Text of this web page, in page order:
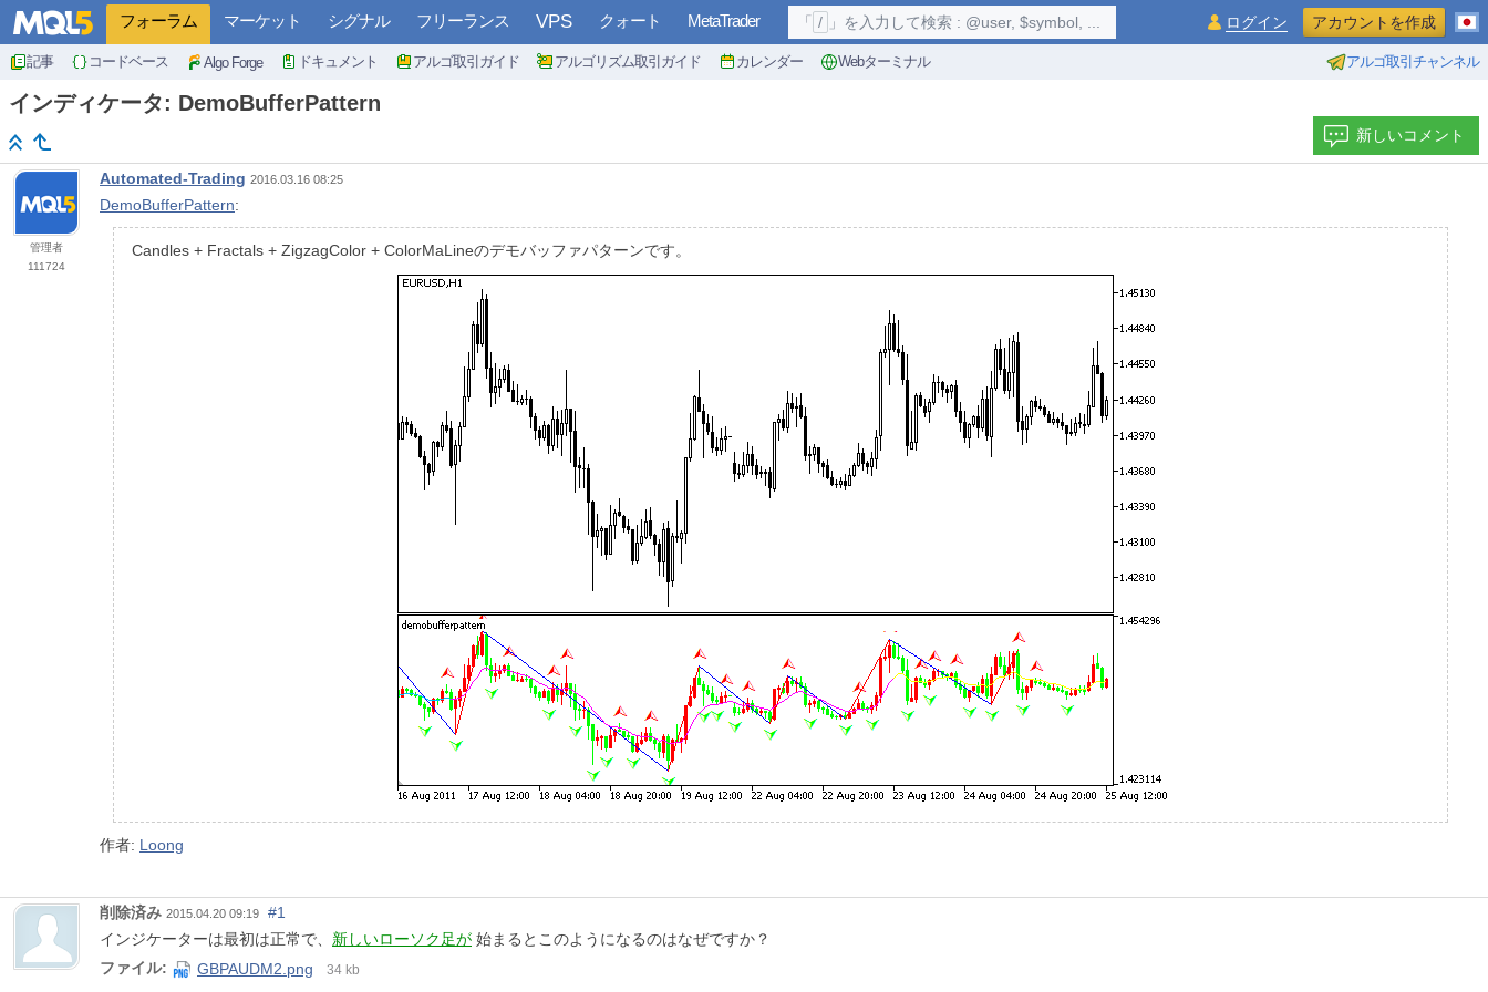
フォーラム マーケット シグナル フリーランス VPS クォート MetaTrader
記事 コードベース Algo Forge ドキュメント アルゴ取引ガイド アルゴリズム取引ガイド カレンダー Webターミナル アルゴ取引チャンネル
「 / 」を入力して検索 : @user, $symbol, ... ログイン アカウントを作成
インディケータ: DemoBufferPattern
新しいコメント
管理者
111724
Automated-Trading 2016.03.16 08:25
DemoBufferPattern:
Candles + Fractals + ZigzagColor + ColorMaLineのデモバッファパターンです。
作者: Loong
削除済み 2015.04.20 09:19
#1
インジケーターは最初は正常で、 新しいローソク足が 始まるとこのようになるのはなぜですか？
ファイル:
GBPAUDM2.png 34 kb